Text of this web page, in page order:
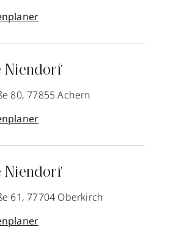
Niendorf
80, 77855 Achern
Niendorf
61, 77704 Oberkirch